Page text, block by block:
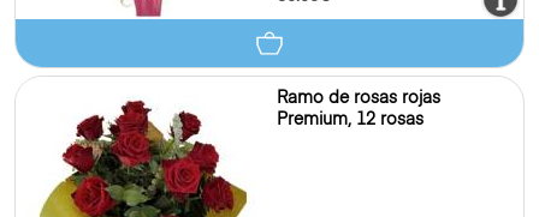
Ramo de rosas rojas
Premium, 12 rosas